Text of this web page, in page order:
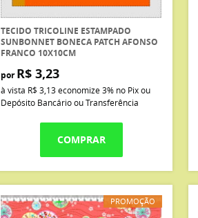
TECIDO TRICOLINE ESTAMPADO
SUNBONNET BONECA PATCH AFONSO
FRANCO 10X10CM
por R$ 3,23
à vista R$ 3,13economize3% no Pix ou
Depósito Bancário ou Transferência
COMPRAR
PROMOÇÃO